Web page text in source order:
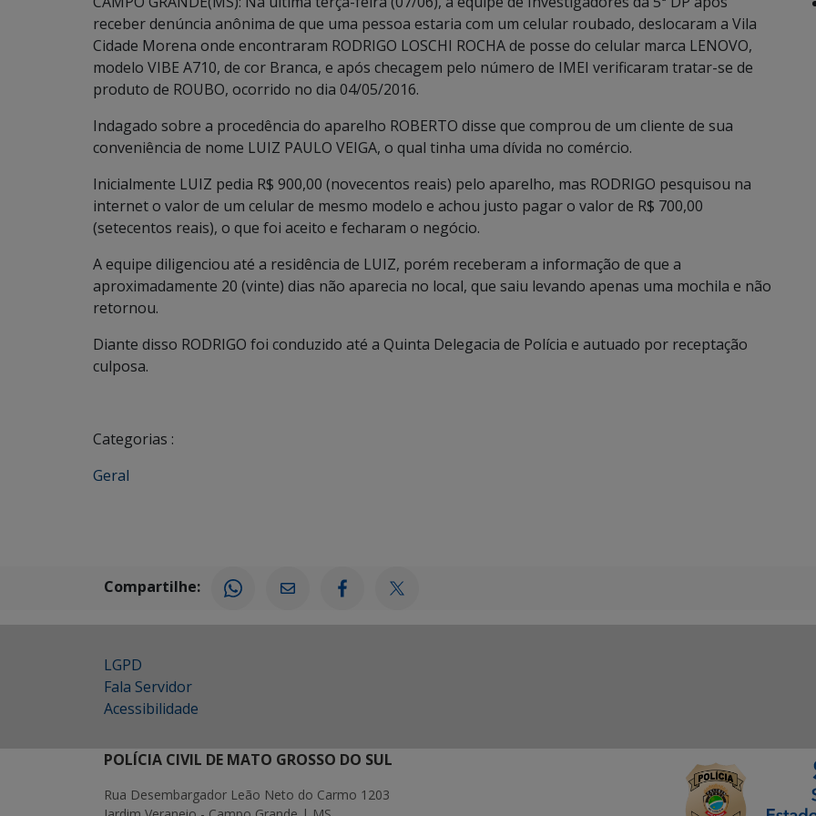
receber denúncia anônima de que uma pessoa estaria com um celular roubado, deslocaram a Vila
Cidade Morena onde encontraram RODRIGO LOSCHI ROCHA de posse do celular marca LENOVO,
modelo VIBE A710, de cor Branca, e após checagem pelo número de IMEI verificaram tratar-se de
produto de ROUBO, ocorrido no dia 04/05/2016.
Indagado sobre a procedência do aparelho ROBERTO disse que comprou de um cliente de sua
conveniência de nome LUIZ PAULO VEIGA, o qual tinha uma dívida no comércio.
Inicialmente LUIZ pedia R$ 900,00 (novecentos reais) pelo aparelho, mas RODRIGO pesquisou na
internet o valor de um celular de mesmo modelo e achou justo pagar o valor de R$ 700,00
(setecentos reais), o que foi aceito e fecharam o negócio.
A equipe diligenciou até a residência de LUIZ, porém receberam a informação de que a
aproximadamente 20 (vinte) dias não aparecia no local, que saiu levando apenas uma mochila e não
retornou.
Diante disso RODRIGO foi conduzido até a Quinta Delegacia de Polícia e autuado por receptação
culposa.
Categorias :
Geral
Compartilhe:
LGPD
Fala Servidor
Acessibilidade
POLÍCIA CIVIL DE MATO GROSSO DO SUL
Rua Desembargador Leão Neto do Carmo 1203